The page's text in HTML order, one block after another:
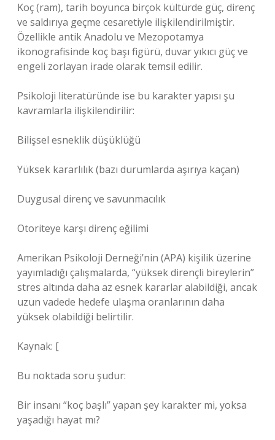
Koç (ram), tarih boyunca birçok kültürde güç, direnç
ve saldırıya geçme cesaretiyle ilişkilendirilmiştir.
Özellikle antik Anadolu ve Mezopotamya
ikonografisinde koç başı figürü, duvar yıkıcı güç ve
engeli zorlayan irade olarak temsil edilir.
Psikoloji literatüründe ise bu karakter yapısı şu
kavramlarla ilişkilendirilir:
Bilişsel esneklik düşüklüğü
Yüksek kararlılık (bazı durumlarda aşırıya kaçan)
Duygusal direnç ve savunmacılık
Otoriteye karşı direnç eğilimi
Amerikan Psikoloji Derneği’nin (APA) kişilik üzerine
yayımladığı çalışmalarda, “yüksek dirençli bireylerin”
stres altında daha az esnek kararlar alabildiği, ancak
uzun vadede hedefe ulaşma oranlarının daha
yüksek olabildiği belirtilir.
Kaynak: [
Bu noktada soru şudur:
Bir insanı “koç başlı” yapan şey karakter mi, yoksa
yaşadığı hayat mı?